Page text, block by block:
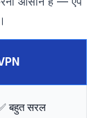
बहुत सरल